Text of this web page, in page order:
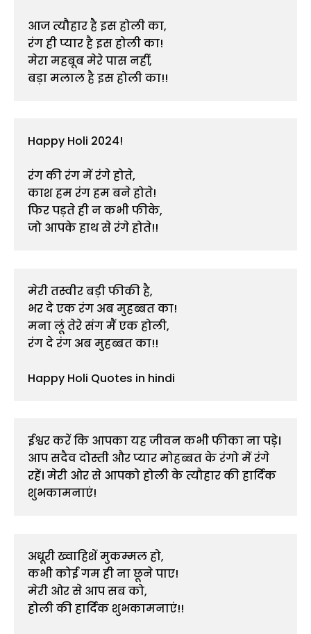
आज त्यौहार है इस होली का,
रंग ही प्यार है इस होली का!
मेरा महबूब मेरे पास नहीं,
Happy Holi 2024!
रंग की रंग में रंगे होते,
काश हम रंग हम बने होते!
फिर पड़ते ही न कभी फीके,
जो आपके हाथ से रंगे होते!!
मेरी तस्वीर बड़ी फीकी है,
भर दे एक रंग अब मुहब्बत का!
मना लूं तेरे संग मैं एक होली,
रंग दे रंग अब मुहब्बत का!!
Happy Holi Quotes in hindi
ईश्वर करें कि आपका यह जीवन कभी फीका ना पड़े।
आप सदैव दोस्ती और प्यार मोहब्बत के रंगो में रंगे
रहें। मेरी ओर से आपको होली के त्यौहार की हार्दिक
शुभकामनाएं!
अधूरी ख्वाहिशें मुकम्मल हो,
कभी कोई गम ही ना छूने पाए!
मेरी ओर से आप सब को,
होली की हार्दिक शुभकामनाएं!!